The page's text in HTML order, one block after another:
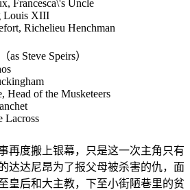
Francesca\'s Uncle
Louis XIII
Richelieu Henchman
as Steve Speirs）
Head of the Musketeers
Lacross
再度搬上银幕，只是这一次主角只有
达达尼昂为了报父母被杀害的仇，面
皇后和大主教，下至小街陋巷里的贫